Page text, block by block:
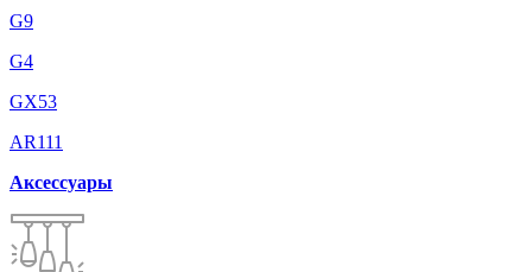
G9
G4
GX53
AR111
Аксессуары